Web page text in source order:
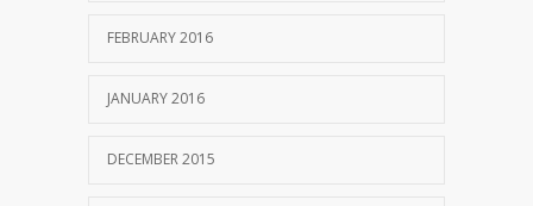
FEBRUARY 2016
JANUARY 2016
DECEMBER 2015